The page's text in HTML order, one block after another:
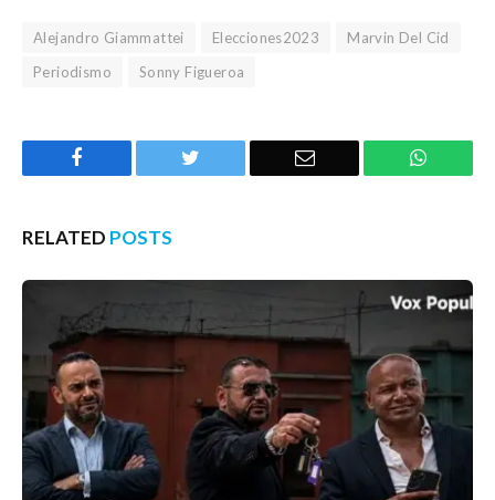
Alejandro Giammattei Elecciones2023
Marvin Del Cid
Periodismo
Sonny Figueroa
Email
RELATED POSTS